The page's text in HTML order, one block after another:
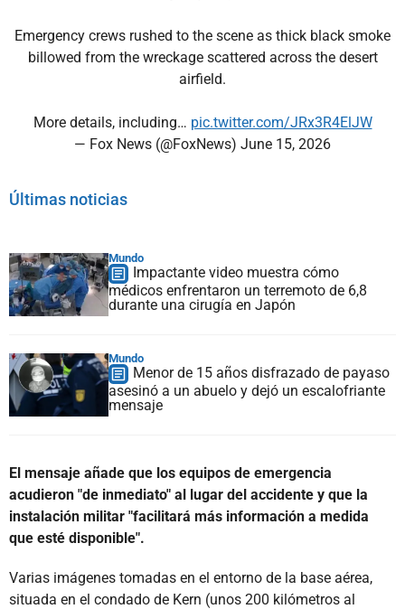
Emergency crews rushed to the scene as thick black smoke
billowed from the wreckage scattered across the desert
airfield.
More details, including… pic.twitter.com/JRx3R4ElJW
— Fox News (@FoxNews) June 15, 2026
Últimas noticias
Mundo
Impactante video muestra cómo
médicos enfrentaron un terremoto de 6,8
durante una cirugía en Japón
Mundo
Menor de 15 años disfrazado de payaso
asesinó a un abuelo y dejó un escalofriante
mensaje
El mensaje añade que los equipos de emergencia
acudieron "de inmediato" al lugar del accidente y que la
instalación militar "facilitará más información a medida
que esté disponible".
Varias imágenes tomadas en el entorno de la base aérea,
situada en el condado de Kern (unos 200 kilómetros al